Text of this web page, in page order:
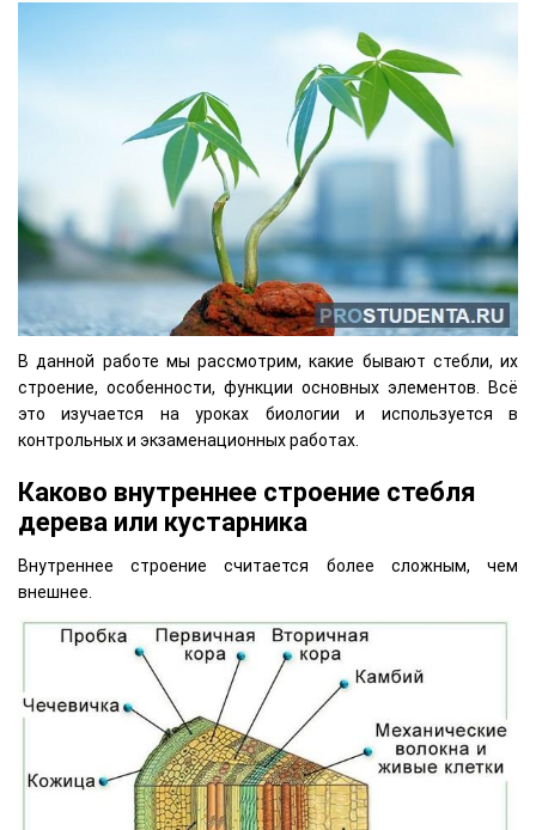
В данной работе мы рассмотрим, какие бывают стебли, их
строение, особенности, функции основных элементов. Всё
это изучается на уроках биологии и используется в
контрольных и экзаменационных работах.
Каково внутреннее строение стебля
дерева или кустарника
Внутреннее строение считается более сложным, чем
внешнее.